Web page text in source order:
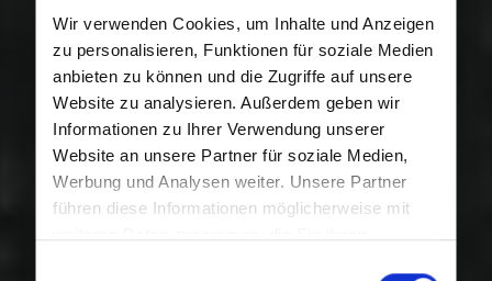
Wir verwenden Cookies, um Inhalte und Anzeigen
zu personalisieren, Funktionen für soziale Medien
anbieten zu können und die Zugriffe auf unsere
Website zu analysieren. Außerdem geben wir
Informationen zu Ihrer Verwendung unserer
Website an unsere Partner für soziale Medien,
Werbung und Analysen weiter. Unsere Partner
führen diese Informationen möglicherweise mit